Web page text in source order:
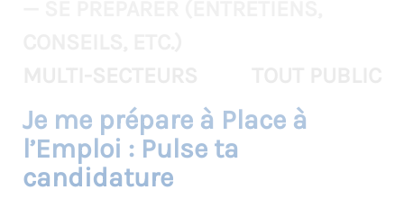
Je me prépare à Place à
l’Emploi : Pulse ta
candidature